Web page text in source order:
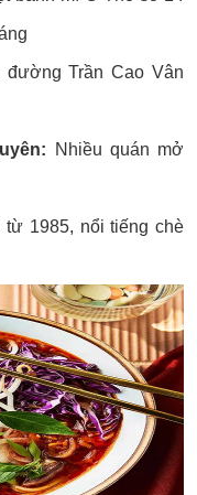
đường Trần Cao Vân
Nhiều quán mở
1985, nổi tiếng chè